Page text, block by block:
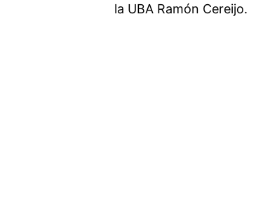
la UBA Ramón Cereijo.